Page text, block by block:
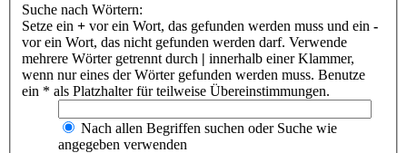
Suche nach Wörtern:
Setze ein + vor ein Wort, das gefunden werden muss und ein -
vor ein Wort, das nicht gefunden werden darf. Verwende
mehrere Wörter getrennt durch | innerhalb einer Klammer,
wenn nur eines der Wörter gefunden werden muss. Benutze
ein * als Platzhalter für teilweise Übereinstimmungen.
Nach allen Begriffen suchen oder Suche wie
angegeben verwenden